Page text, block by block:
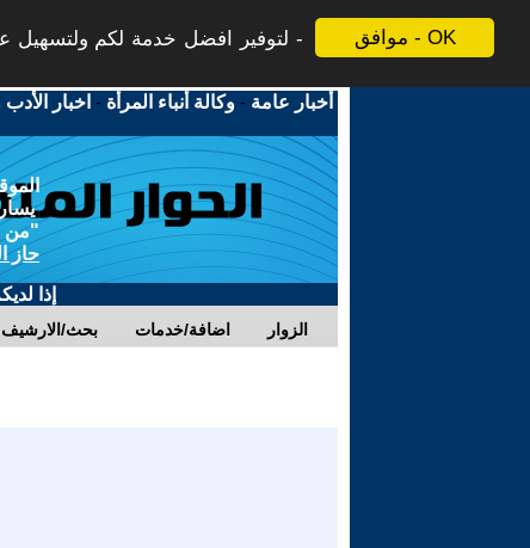
موافق - OK
لتوفير افضل خدمة لكم ولتسهيل
أخبار عامة -وكالة أنباء المرأة - اخبار
"من
حاز
إذا
بحث/الارشيف اضافة/خدمات الزوار